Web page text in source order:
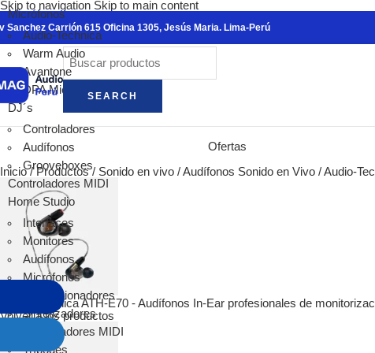
Skip to navigation Skip to main content
Sanchez Carrión 615 Oficina 1305, Jesús Maria. Lima-Perú
SEARCH
Micrófonos
Audio-Technica
Warm Audio
Avantone
DPA Microphones
DJ´s
Controladores
Audífonos
Grooveboxes
Controladores MIDI
Home Studio
Interfaces
Monitores
Audífonos
Micrófonos
Acondicionadores
Sintetizadores
Controladores MIDI
Trípodes
Ofertas
Ver todo
Micrófonos
Interfaces de
Focal
Inicio/ Productos/ Sonido en vivo /Audífonos Sonido en Vivo /Audio-
Audio-Technica ATH-E70 - Audífonos In-Ear profesionales de
Volver a los productos